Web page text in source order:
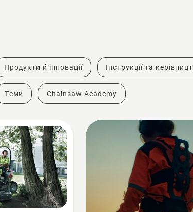
Продукти й інновації Інструкції та
Теми Chainsaw Academy